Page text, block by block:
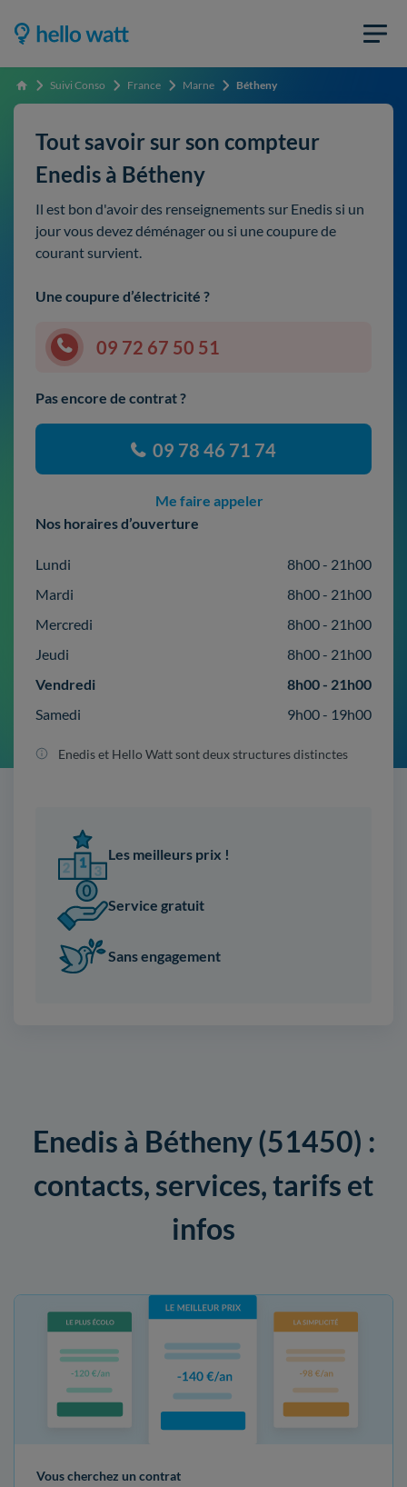
Accueil Suivi Conso France Marne Bétheny
Tout savoir sur son compteur
Enedis à Bétheny
Il est bon d'avoir des renseignements sur Enedis si un
jour vous devez déménager ou si une coupure de
courant survient.
Une coupure d’électricité ?
09 72 67 50 51
Pas encore de contrat ?
09 78 46 71 74
Me faire appeler
Nos horaires d’ouverture
Lundi
8h00 - 21h00
Mardi
8h00 - 21h00
Mercredi
8h00 - 21h00
Jeudi
8h00 - 21h00
Vendredi
8h00 - 21h00
Samedi
9h00 - 19h00
Enedis et Hello Watt sont deux structures distinctes
Les meilleurs prix !
Service gratuit
Sans engagement
Enedis à Bétheny (51450) :
contacts, services, tarifs et
infos
Vous cherchez un contrat